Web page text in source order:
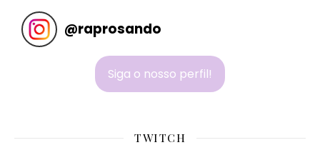
@raprosando
Siga o nosso perfil!
TWITCH